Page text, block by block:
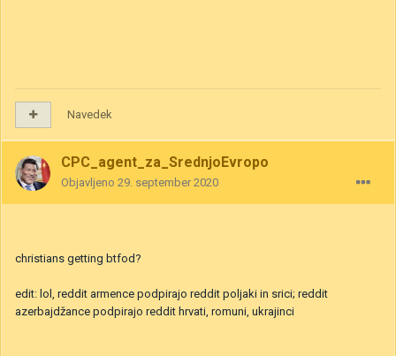
Navedek
CPC_agent_za_SrednjoEvropo
Objavljeno 29. september 2020
christians getting btfod?
edit: lol, reddit armence podpirajo reddit poljaki in srici; reddit
azerbajdžance podpirajo reddit hrvati, romuni, ukrajinci